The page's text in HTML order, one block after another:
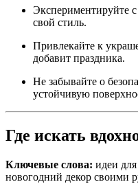
Экспериментируйте
свой стиль.
Привлекайте к
добавит праздника.
Не забывайте о
устойчивую
Где искать
Ключевые слова: идеи
новогодний декор своими